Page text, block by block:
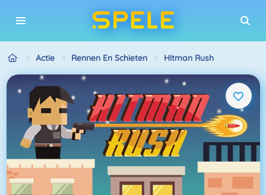
Actie Rennen En Schieten Hitman Rush